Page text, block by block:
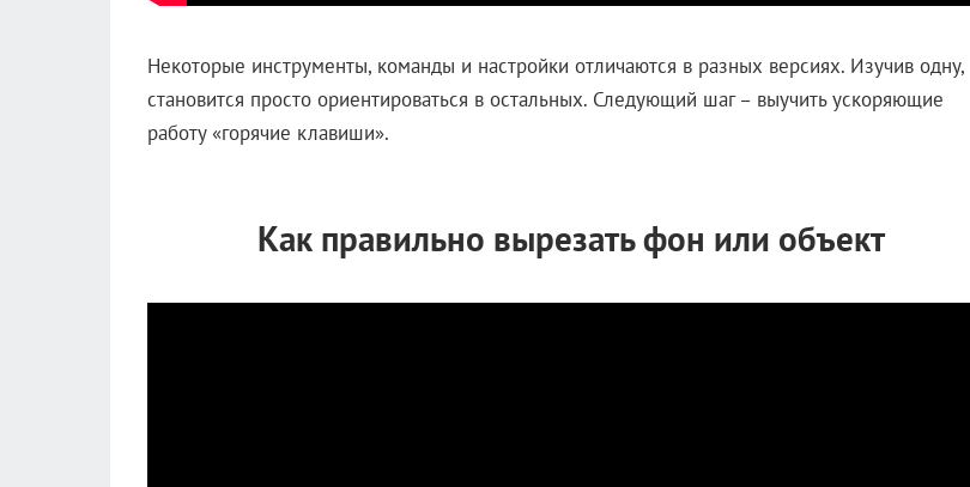
Некоторые инструменты, команды и настройки отличаются в разных версиях. Изучив одну,
становится просто ориентироваться в остальных. Следующий шаг – выучить ускоряющие
работу «горячие клавиши».
Как правильно вырезать фон или объект